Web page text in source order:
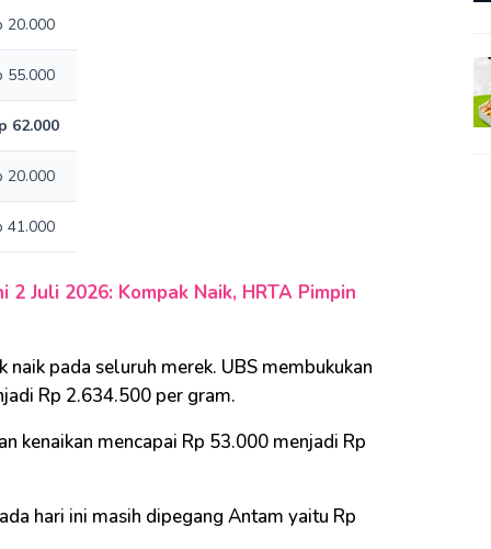
20.000
55.000
62.000
20.000
41.000
2 Juli 2026: Kompak Naik, HRTA Pimpin
pada seluruh merek. UBS membukukan
Rp 2.634.500 per gram.
kenaikan mencapai Rp 53.000 menjadi Rp
hari ini masih dipegang Antam yaitu Rp